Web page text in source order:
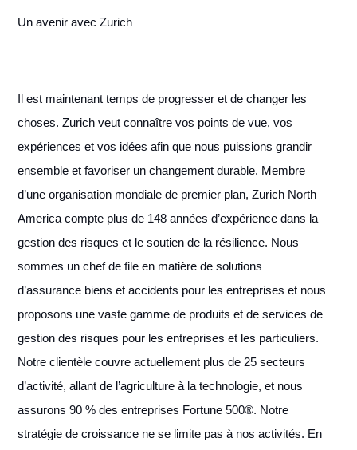
Un avenir avec Zurich
Il est maintenant temps de progresser et de changer les
choses. Zurich veut connaître vos points de vue, vos
expériences et vos idées afin que nous puissions grandir
ensemble et favoriser un changement durable. Membre
d’une organisation mondiale de premier plan, Zurich North
America compte plus de 148 années d’expérience dans la
gestion des risques et le soutien de la résilience. Nous
sommes un chef de file en matière de solutions
d’assurance biens et accidents pour les entreprises et nous
proposons une vaste gamme de produits et de services de
gestion des risques pour les entreprises et les particuliers.
Notre clientèle couvre actuellement plus de 25 secteurs
d’activité, allant de l’agriculture à la technologie, et nous
assurons 90 % des entreprises Fortune 500®. Notre
stratégie de croissance ne se limite pas à nos activités. En